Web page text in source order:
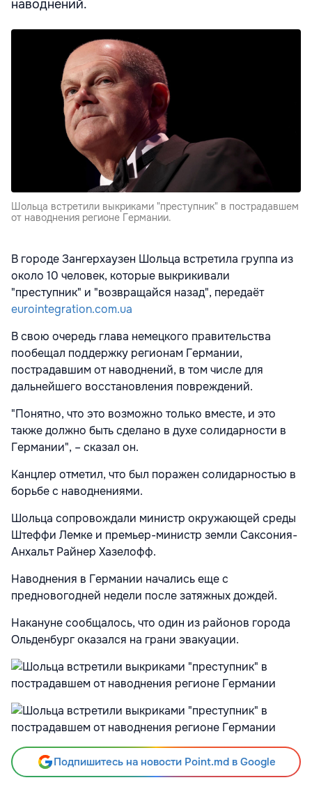
наводнений.
Шольца встретили выкриками "преступник" в пострадавшем
от наводнения регионе Германии.
В городе Зангерхаузен Шольца встретила группа из
около 10 человек, которые выкрикивали
"преступник" и "возвращайся назад", передаёт
eurointegration.com.ua
В свою очередь глава немецкого правительства
пообещал поддержку регионам Германии,
пострадавшим от наводнений, в том числе для
дальнейшего восстановления повреждений.
"Понятно, что это возможно только вместе, и это
также должно быть сделано в духе солидарности в
Германии", – сказал он.
Канцлер отметил, что был поражен солидарностью в
борьбе с наводнениями.
Шольца сопровождали министр окружающей среды
Штеффи Лемке и премьер-министр земли Саксония-
Анхальт Райнер Хазелофф.
Наводнения в Германии начались еще с
предновогодней недели после затяжных дождей.
Накануне сообщалось, что один из районов города
Ольденбург оказался на грани эвакуации.
Подпишитесь на новости Point.md в Google